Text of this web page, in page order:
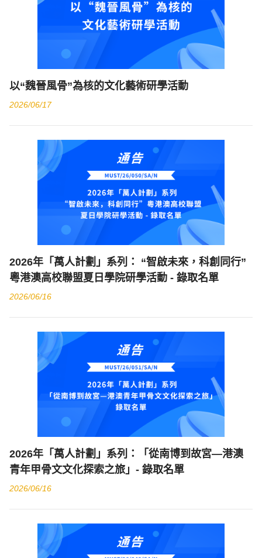
以“魏晉風骨”為核的文化藝術研學活動
2026/06/17
2026年「萬人計劃」系列： “智啟未來，科創同行”
粵港澳高校聯盟夏日學院研學活動 - 錄取名單
2026/06/16
2026年「萬人計劃」系列：「從南博到故宮—港澳
青年甲骨文文化探索之旅」- 錄取名單
2026/06/16